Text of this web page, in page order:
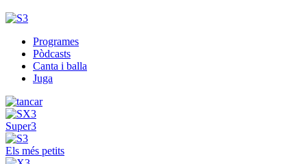
Programes
Pòdcasts
Canta i balla
Juga
Super3
Els més petits